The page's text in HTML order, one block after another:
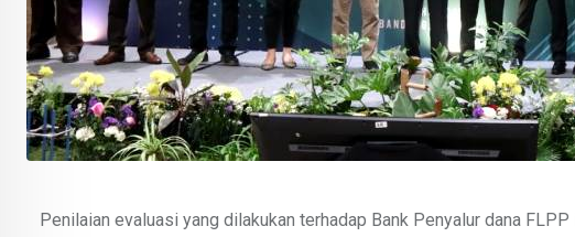
Penilaian evaluasi yang dilakukan terhadap Bank Penyalur dana